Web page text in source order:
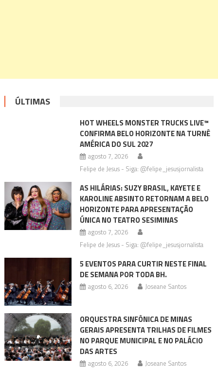
ÚLTIMAS
HOT WHEELS MONSTER TRUCKS LIVE™
CONFIRMA BELO HORIZONTE NA TURNÊ
AMÉRICA DO SUL 2027
agosto 7, 2026
Felipe de Jesus - Siga: @felipe_jesusjornalista
AS HILÁRIAS: SUZY BRASIL, KAYETE E
KAROLINE ABSINTO RETORNAM A BELO
HORIZONTE PARA APRESENTAÇÃO
ÚNICA NO TEATRO SESIMINAS
agosto 7, 2026
Felipe de Jesus - Siga: @felipe_jesusjornalista
5 EVENTOS PARA CURTIR NESTE FINAL
DE SEMANA POR TODA BH.
agosto 6, 2026 Joseane Santos
ORQUESTRA SINFÔNICA DE MINAS
GERAIS APRESENTA TRILHAS DE FILMES
NO PARQUE MUNICIPAL E NO PALÁCIO
DAS ARTES
agosto 6, 2026 Joseane Santos